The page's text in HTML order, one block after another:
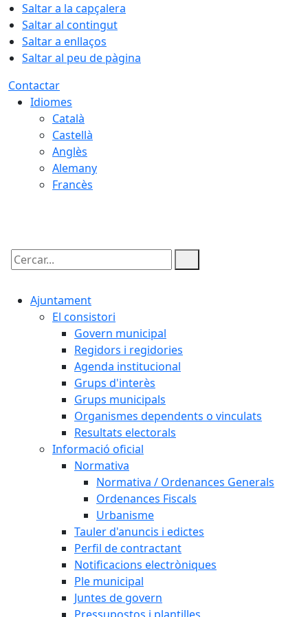
Saltar a la capçalera
Saltar al contingut
Saltar a enllaços
Saltar al peu de pàgina
Contactar
Idiomes
Català
Castellà
Anglès
Alemany
Francès
Cercar:
Ajuntament
El consistori
Govern municipal
Regidors i regidories
Agenda institucional
Grups d'interès
Grups municipals
Organismes dependents o vinculats
Resultats electorals
Informació oficial
Normativa
Normativa / Ordenances Generals
Ordenances Fiscals
Urbanisme
Tauler d'anuncis i edictes
Perfil de contractant
Notificacions electròniques
Ple municipal
Juntes de govern